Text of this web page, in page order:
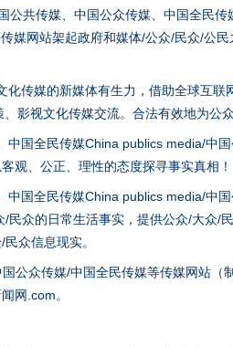
公共传媒、中国公众传媒、中国全民
媒网站架起政府和媒体/公众/民众/公
化传媒的新媒体有生力，借助全球互
影视文化传媒交流。合法有效地为公众
中国全民传媒China publics media/中
观、公正、理性的态度探寻事实真相！
中国全民传媒China publics media/中
民众的日常生活事实，提供公众/大众/
众信息现实。
公众传媒/中国全民传媒等传媒网站
网.com。
生物安全法正